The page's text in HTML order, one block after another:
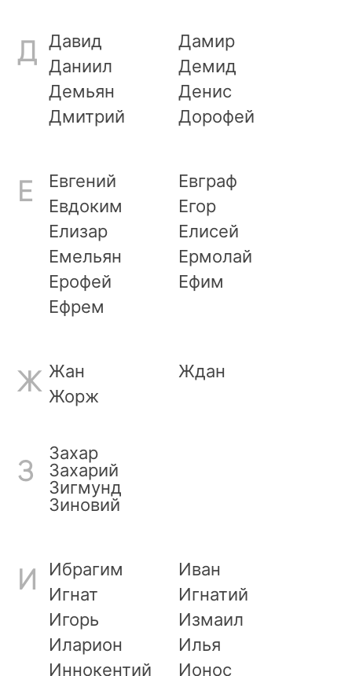
Д Давид
Дамир
Даниил
Демид
Демьян
Денис
Дмитрий
Дорофей
Е Евгений
Евграф
Евдоким
Егор
Елизар
Елисей
Емельян
Ермолай
Ерофей
Ефим
Ефрем
Ж Жан
Ждан
Жорж
З
Захар
Захарий
Зигмунд
Зиновий
И Ибрагим
Иван
Игнат
Игнатий
Игорь
Измаил
Иларион
Илья
Иннокентий
Ионос